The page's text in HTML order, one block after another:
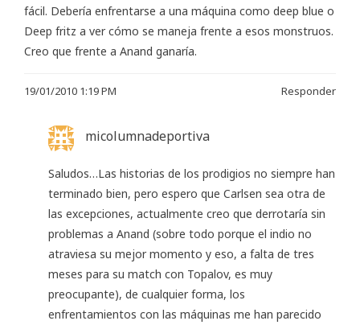
fácil. Debería enfrentarse a una máquina como deep blue o
Deep fritz a ver cómo se maneja frente a esos monstruos.
Creo que frente a Anand ganaría.
19/01/2010 1:19 PM Responder
micolumnadeportiva
Saludos…Las historias de los prodigios no siempre han
terminado bien, pero espero que Carlsen sea otra de
las excepciones, actualmente creo que derrotaría sin
problemas a Anand (sobre todo porque el indio no
atraviesa su mejor momento y eso, a falta de tres
meses para su match con Topalov, es muy
preocupante), de cualquier forma, los
enfrentamientos con las máquinas me han parecido